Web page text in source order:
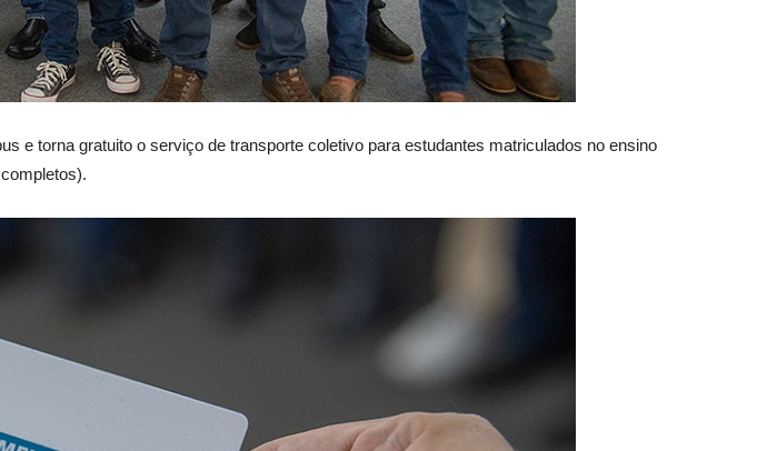
e torna gratuito o serviço de transporte coletivo para estudantes matriculados no ensino